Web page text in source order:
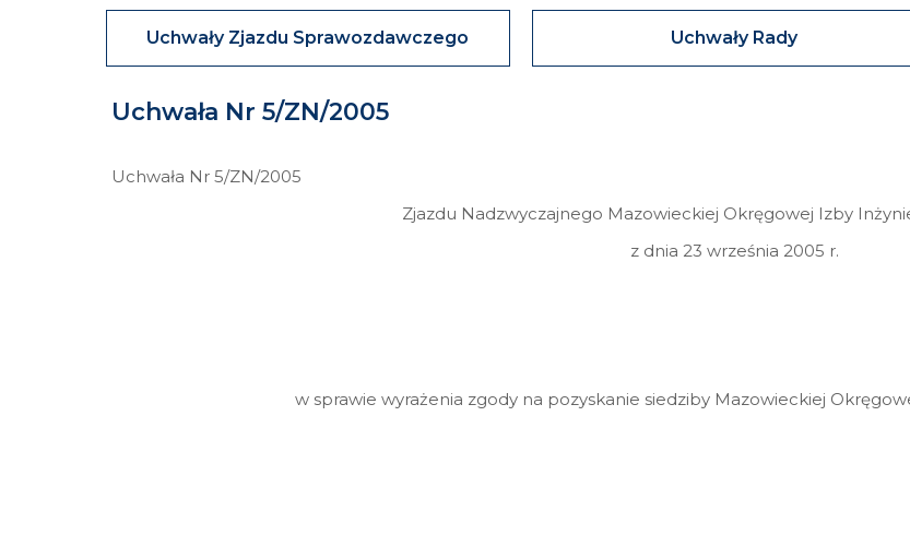
Uchwały Zjazdu Sprawozdawczego Uchwały Rady
Uchwała Nr 5/ZN/2005
Uchwała Nr 5/ZN/2005
Zjazdu Nadzwyczajnego Mazowieckiej Okręgowej Izby
z dnia 23 września 2005 r.
w sprawie wyrażenia zgody na pozyskanie siedziby Mazowieckiej